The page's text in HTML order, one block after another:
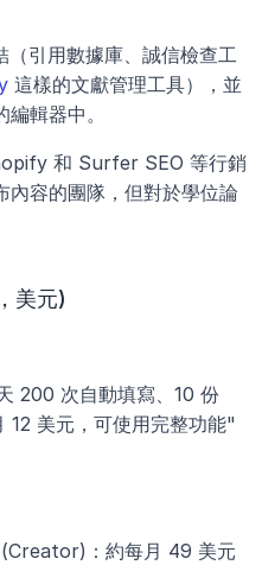
引用數據庫、誠信檢查工
這樣的文獻管理工具），並
輯器中。
和 Surfer SEO 等行銷
內容的團隊，但對於學位論
美元)
200 次自動填寫、10 份
12 美元，可使用完整功能"
：約每月 49 美元